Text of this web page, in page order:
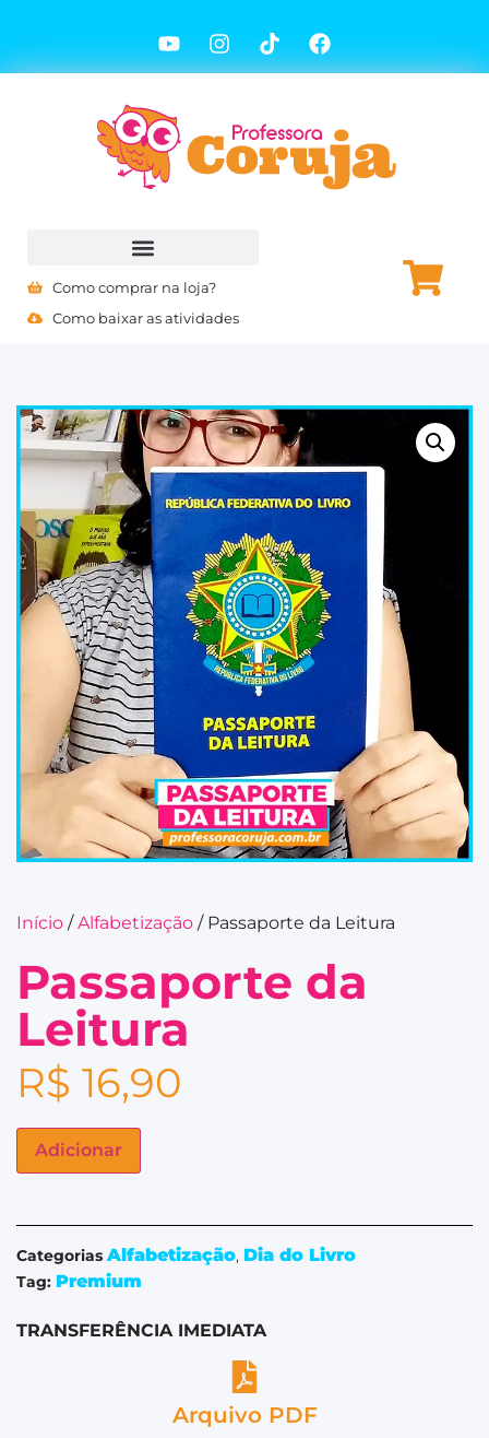
Como comprar na loja?
Como baixar as atividades
Início /Alfabetização / Passaporte da Leitura
Passaporte da
Leitura
R$ 16,90
Adicionar
Categorias Alfabetização, Dia do Livro
Tag: Premium
TRANSFERÊNCIA IMEDIATA
Arquivo PDF